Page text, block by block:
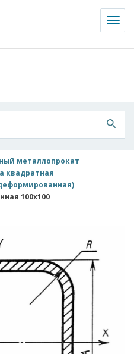
металлопрокат
квадратная
100x100